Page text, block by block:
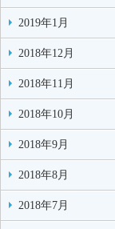
2019年1月
2018年12月
2018年11月
2018年10月
2018年9月
2018年8月
2018年7月